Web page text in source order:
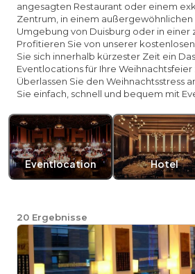
angesagten Restaurant oder einem
Zentrum, in einem außergewöhnlichen
Umgebung von Duisburg oder in einer
Profitieren Sie von unserer
Sie sich innerhalb kürzester Zeit ein
Eventlocations für Ihre Weihnachtsfeier
Überlassen Sie den Weihnachtsstress
Sie einfach, schnell und bequem mit
Eventlocation Hotel
20 Ergebnisse